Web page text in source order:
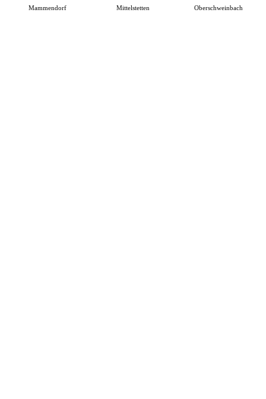
Mammendorf Mittelstetten Oberschweinbach